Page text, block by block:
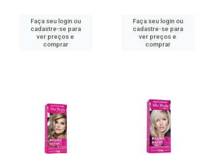
Faça seu login ou
cadastre-se para
ver preços e
comprar
Faça seu login ou
cadastre-se para
ver preços e
comprar